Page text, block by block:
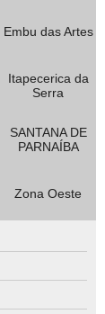
Embu das Artes
Itapecerica da
Serra
SANTANA DE
PARNAÍBA
Zona Oeste